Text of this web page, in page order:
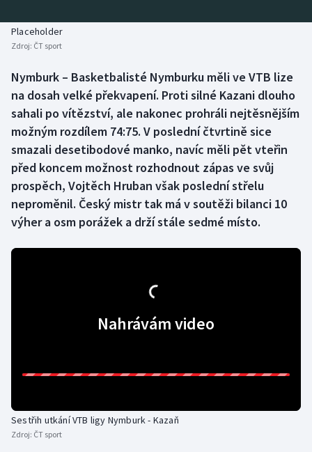
Biatlon
Box
Curling
Dostihy
Florbal
Futsal
Krasobruslení
Aplikace ČT sport
Placeholder
Zdroj: ČT sport
Nymburk – Basketbalisté Nymburku měli ve VTB lize
na dosah velké překvapení. Proti silné Kazani dlouho
sahali po vítězství, ale nakonec prohráli nejtěsnějším
možným rozdílem 74:75. V poslední čtvrtině sice
smazali desetibodové manko, navíc měli pět vteřin
před koncem možnost rozhodnout zápas ve svůj
prospěch, Vojtěch Hruban však poslední střelu
neproměnil. Český mistr tak má v soutěži bilanci 10
výher a osm porážek a drží stále sedmé místo.
Nahrávám video
Sestřih utkání VTB ligy Nymburk - Kazaň
Zdroj: ČT sport